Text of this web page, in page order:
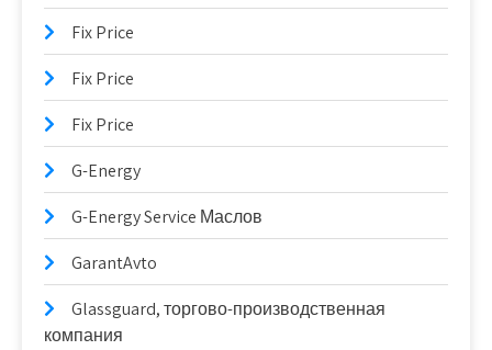
Fix Price
Fix Price
Fix Price
G-Energy
G-Energy Service Маслов
GarantAvto
Glassguard, торгово-производственная
компания